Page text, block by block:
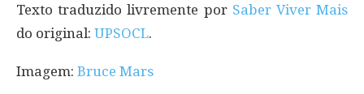
Texto traduzido livremente por Saber Viver Mais
do original: UPSOCL.
Imagem: Bruce Mars